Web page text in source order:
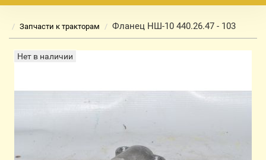
Запчасти к тракторам Фланец НШ-10 440.26.47 - 103
Нет в наличии